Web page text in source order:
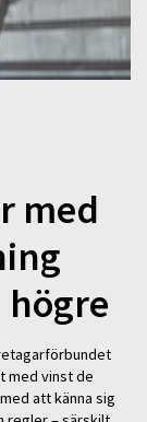
med
med vinst de
att känna sig